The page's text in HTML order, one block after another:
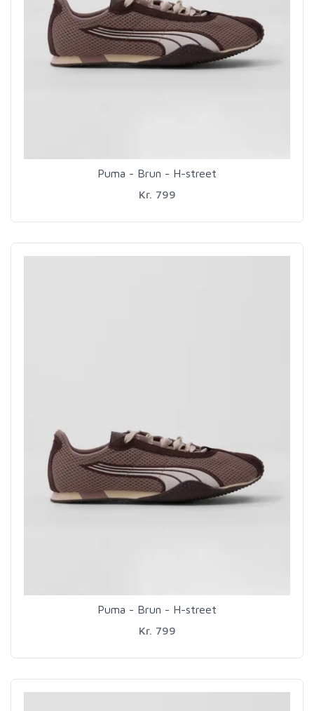
Puma - Brun - H-street
Kr. 799
Puma - Brun - H-street
Kr. 799